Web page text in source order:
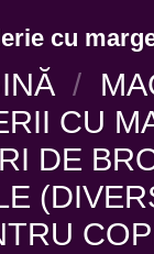
cu
/
CU
DE